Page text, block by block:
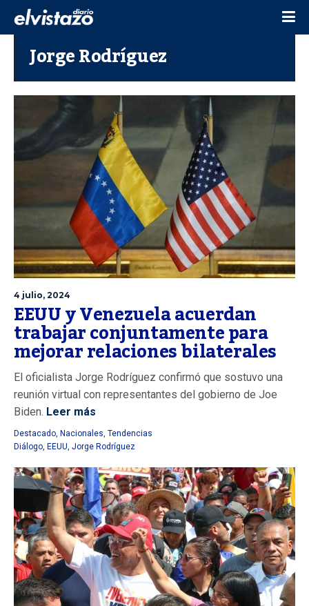
Jorge Rodríguez
4 julio, 2024
EEUU y Venezuela acuerdan
trabajar conjuntamente para
mejorar relaciones bilaterales
El oficialista Jorge Rodríguez confirmó que sostuvo una
reunión virtual con representantes del gobierno de Joe
Biden. Leer más
Destacado, Nacionales, Tendencias
Diálogo, EEUU, Jorge Rodríguez